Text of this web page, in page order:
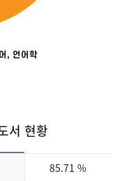
, 언어학
서 현황
85.71 %